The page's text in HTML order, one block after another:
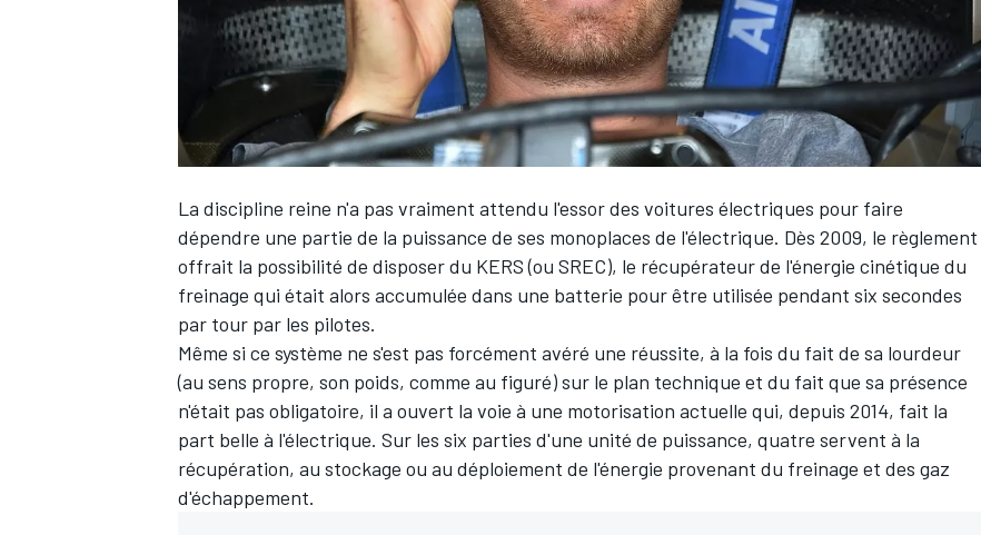
WEC
La discipline reine n'a pas vraiment attendu l'essor des voitures électriques pour faire
dépendre une partie de la puissance de ses monoplaces de l'électrique. Dès 2009, le règlement
offrait la possibilité de disposer du KERS (ou SREC), le récupérateur de l'énergie cinétique du
freinage qui était alors accumulée dans une batterie pour être utilisée pendant six secondes
par tour par les pilotes.
Même si ce système ne s'est pas forcément avéré une réussite, à la fois du fait de sa lourdeur
(au sens propre, son poids, comme au figuré) sur le plan technique et du fait que sa présence
n'était pas obligatoire, il a ouvert la voie à une motorisation actuelle qui, depuis 2014, fait la
part belle à l'électrique. Sur les six parties d'une unité de puissance, quatre servent à la
récupération, au stockage ou au déploiement de l'énergie provenant du freinage et des gaz
d'échappement.